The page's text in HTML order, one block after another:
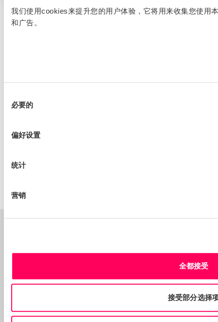
我们使用cookies来提升您的用户体验，它将用来收集您使用
和广告。
必要的
偏好设置
统计
营销
全都接受
接受部分选择
联系我们
隐私
Sign up to our Newsletter
Stay up to date with all the latest news, events and
industry insights from Sedex
Privacy Policy.
TwitterFacebook
Linkedin
YouTube
© 2026 Sedex信息交换有限公司。版权所有。